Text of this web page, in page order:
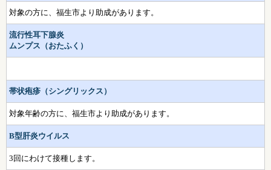
対象の方に、福生市より助成があります。
流行性耳下腺炎
ムンプス（おたふく）
帯状疱疹（シングリックス）
対象年齢の方に、福生市より助成があります。
B型肝炎ウイルス
3回にわけて接種します。